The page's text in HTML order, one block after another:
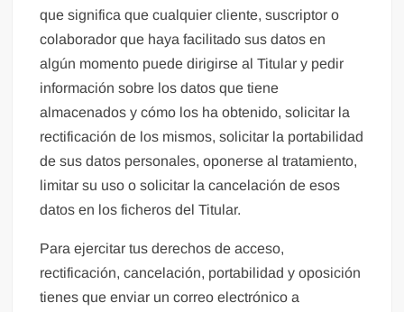
que significa que cualquier cliente, suscriptor o
colaborador que haya facilitado sus datos en
algún momento puede dirigirse al Titular y pedir
información sobre los datos que tiene
almacenados y cómo los ha obtenido, solicitar la
rectificación de los mismos, solicitar la portabilidad
de sus datos personales, oponerse al tratamiento,
limitar su uso o solicitar la cancelación de esos
datos en los ficheros del Titular.
Para ejercitar tus derechos de acceso,
rectificación, cancelación, portabilidad y oposición
tienes que enviar un correo electrónico a